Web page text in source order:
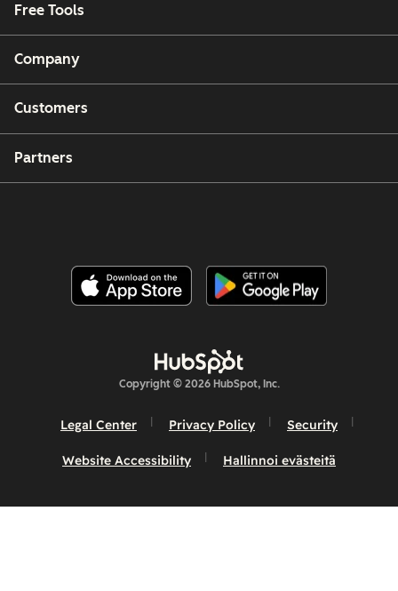
Free Tools
Company
Customers
Partners
Copyright © 2026 HubSpot, Inc.
Legal Center Privacy Policy Security
Website Accessibility Hallinnoi evästeitä